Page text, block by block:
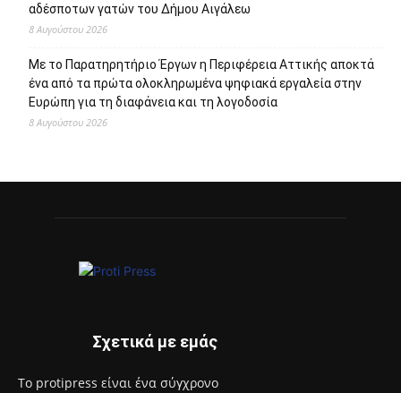
αδέσποτων γατών του Δήμου Αιγάλεω
8 Αυγούστου 2026
Με το Παρατηρητήριο Έργων η Περιφέρεια Αττικής αποκτά
ένα από τα πρώτα ολοκληρωμένα ψηφιακά εργαλεία στην
Ευρώπη για τη διαφάνεια και τη λογοδοσία
8 Αυγούστου 2026
Σχετικά με εμάς
Το protipress είναι ένα σύγχρονο